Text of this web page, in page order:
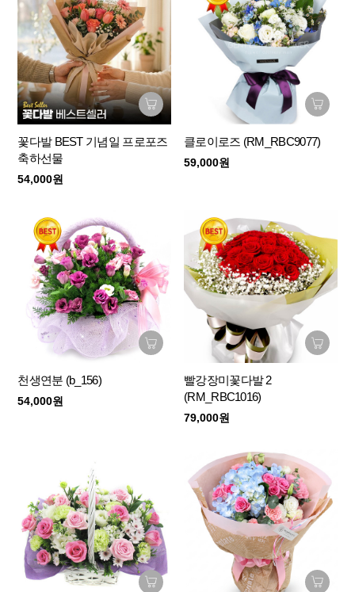
꽃다발 BEST 기념일 프로포즈
축하선물
54,000원
클로이로즈 (RM_RBC9077)
59,000원
천생연분 (b_156)
54,000원
빨강장미꽃다발 2
(RM_RBC1016)
79,000원